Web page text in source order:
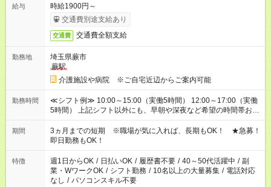
給与
時給1900円～
交通費別途支給あり
交通費 交通費全額支給
勤務地
埼玉県蕨市
蕨駅
介護施設や病院 ※ご自宅近辺からご案内可能
勤務時間
≪シフト例≫ 10:00～15:00（実働5時間） 12:00～17:00（実働
5時間） 上記シフト以外にも、早朝や深夜など希望の時間帯お聞
かせください！ 事前に担当からヒアリングもしますので、ご安
心ください！
期間
3ヵ月までの短期 ※職場が気に入れば、長期もOK！ ★急募！
即日勤務もOK！
特徴 週1日からOK / 日払いOK / 履歴書不要 / 40～50代活躍中 / 副
業・WワークOK / シフト勤務 / 10名以上の大量募集 / 電話対応
なし / パソコンスキル不要